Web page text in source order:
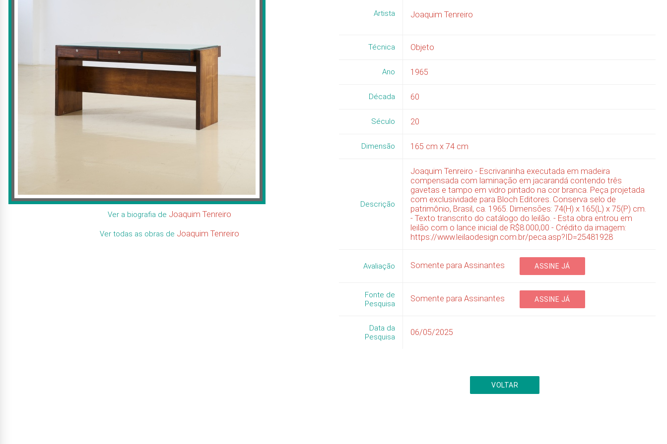
Ver a biografia de Joaquim Tenreiro
Ver todas as obras de Joaquim Tenreiro
Artista Joaquim Tenreiro
Técnica Objeto
Ano 1965
Década 60
Século 20
Dimensão 165 cm x74 cm
Descrição
Joaquim Tenreiro - Escrivaninha executada em madeira
compensada com laminação em jacarandá contendo três
gavetas e tampo em vidro pintado na cor branca. Peça projetada
com exclusividade para Bloch Editores. Conserva selo de
patrimônio, Brasil, ca. 1965. Dimensões: 74(H) x 165(L) x 75(P) cm.
- Texto transcrito do catálogo do leilão. - Esta obra entrou em
leilão com o lance inicial de R$8.000,00 - Crédito da imagem:
https://www.leilaodesign.com.br/peca.asp?ID=25481928
Avaliação Somente para Assinantes ASSINE JÁ
Fonte de
Pesquisa
Somente para Assinantes ASSINE JÁ
Data da
Pesquisa
06/05/2025
VOLTAR